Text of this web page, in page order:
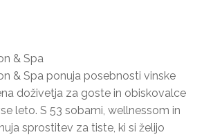
& Spa
& Spa ponuja posebnosti vinske
doživetja za goste in obiskovalce
leto. S 53 sobami, wellnessom in
sprostitev za tiste, ki si želijo